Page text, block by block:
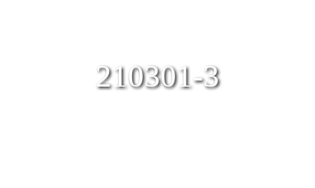
210301-3